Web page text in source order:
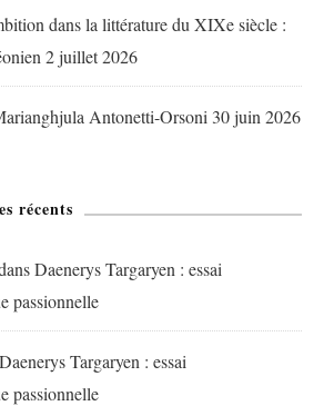
dans la littérature du XIXe siècle :
2 juillet 2026
Antonetti-Orsoni 30 juin 2026
récents
Daenerys Targaryen : essai
passionnelle
Daenerys Targaryen : essai
passionnelle